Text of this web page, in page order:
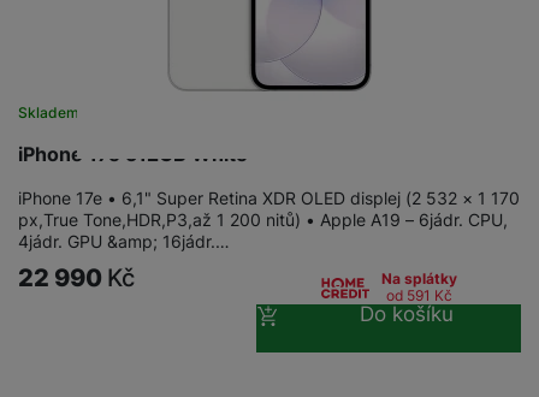
iPhone 17e 512GB White
Skladem
iPhone 17e • 6,1" Super Retina XDR OLED displej (2 532 × 1 170
px,True Tone,HDR,P3,až 1 200 nitů) • Apple A19 – 6jádr. CPU,
4jádr. GPU &amp; 16jádr.…
22 990 Kč
Na splátky
od 591 Kč
Do košíku